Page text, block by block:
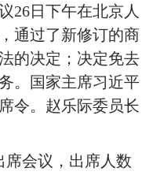
26日下午在北京人
通过了新修订的商
的决定；决定免去
。国家主席习近平
令。赵乐际委员长
席会议，出席人数